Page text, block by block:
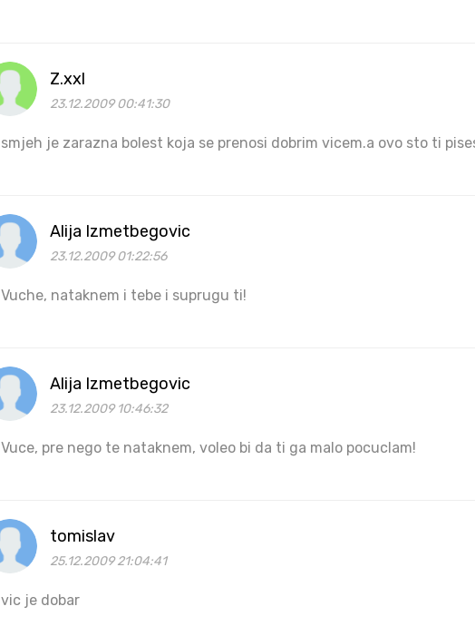
Z.xxl
23.12.2009 00:41:30
smjeh je zarazna bolest koja se prenosi dobrim vicem.a ovo sto ti
Alija Izmetbegovic
23.12.2009 01:22:56
Vuche, nataknem i tebe i suprugu ti!
Alija Izmetbegovic
23.12.2009 10:46:32
Vuce, pre nego te nataknem, voleo bi da ti ga malo pocuclam!
tomislav
25.12.2009 21:04:41
vic je dobar